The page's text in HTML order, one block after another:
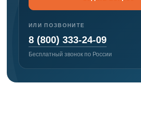
ИЛИ ПОЗВОНИТЕ
8 (800) 333-24-09
Бесплатный звонок по России